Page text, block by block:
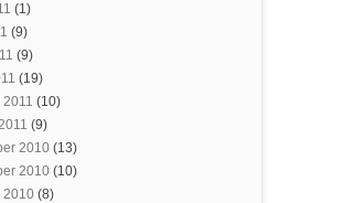
(1)
(9)
(9)
(19)
2011 (10)
(9)
2010 (13)
2010 (10)
2010 (8)